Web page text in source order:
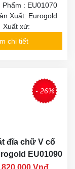
Phẩm : EU01070
Xuất: Eurogold
Xuất xứ:
chi tiết
- 26%
đĩa chữ V cố
EU01090
820.000 Vnđ